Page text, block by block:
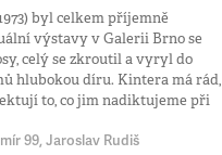
byl celkem příjemně
výstavy v Galerii Brno se
celý se zkroutil a vyryl do
hlubokou díru. Kintera má rád,
to, co jim nadiktujeme při
99, Jaroslav Rudiš